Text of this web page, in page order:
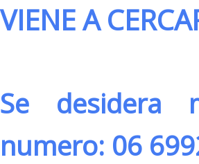
VIENE A
Se desidera
numero: 06